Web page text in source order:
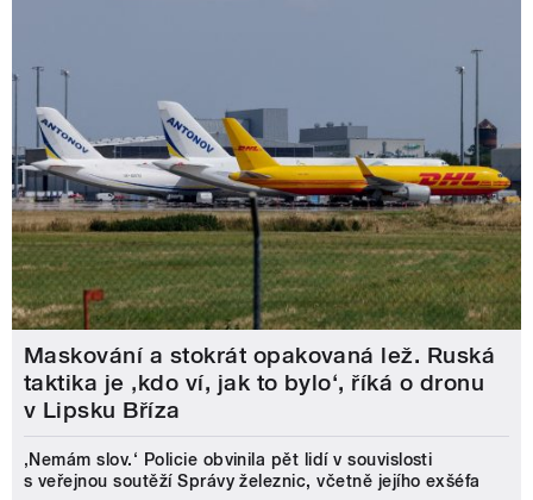
Maskování a stokrát opakovaná lež. Ruská
taktika je ‚kdo ví, jak to bylo‘, říká o dronu
v Lipsku Bříza
‚Nemám slov.‘ Policie obvinila pět lidí v souvislosti
s veřejnou soutěží Správy železnic, včetně jejího exšéfa